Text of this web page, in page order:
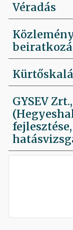
Véradás
GYSEV